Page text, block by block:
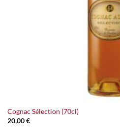
Cognac Sélection (70cl)
20,00€